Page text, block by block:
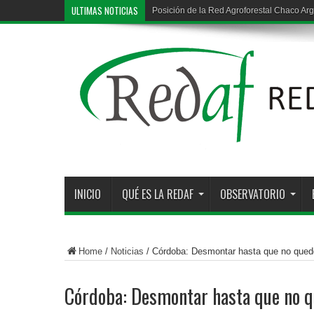
ULTIMAS NOTICIAS Posición de la Red Agroforestal Chaco
Deforestación ilegal en la región
INICIO QUÉ ES LA REDAF OBSERVATORIO
Home / Noticias / Córdoba: Desmontar hasta que no
Córdoba: Desmontar hasta que no